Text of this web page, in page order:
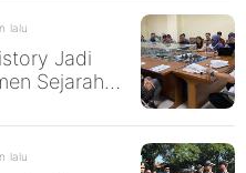
lalu
Jadi
Sejarah
lalu